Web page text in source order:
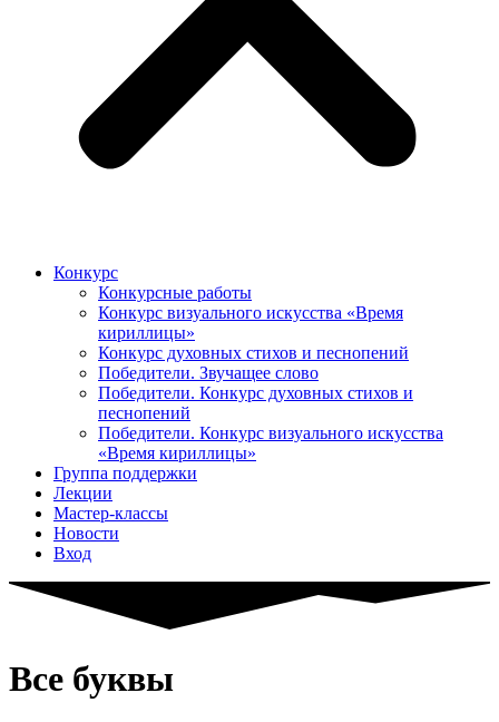
Конкурс
Конкурсные работы
Конкурс визуального искусства «Время
кириллицы»
Конкурс духовных стихов и песнопений
Победители. Звучащее слово
Победители. Конкурс духовных стихов и
песнопений
Победители. Конкурс визуального искусства
«Время кириллицы»
Группа поддержки
Лекции
Мастер-классы
Новости
Вход
Все буквы